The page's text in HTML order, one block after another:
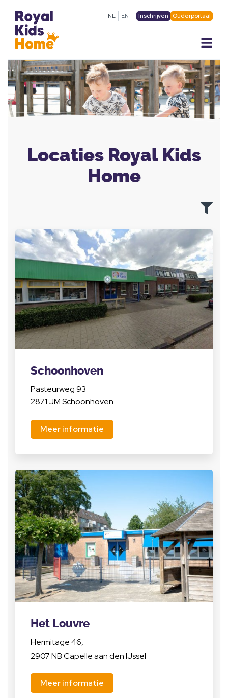
NL EN Inschrijven Ouderportaal
Locaties Royal Kids
Home
Schoonhoven
Pasteurweg 93
2871 JM Schoonhoven
Meer informatie
Het Louvre
Hermitage 46,
2907 NB Capelle aan den IJssel
Meer informatie